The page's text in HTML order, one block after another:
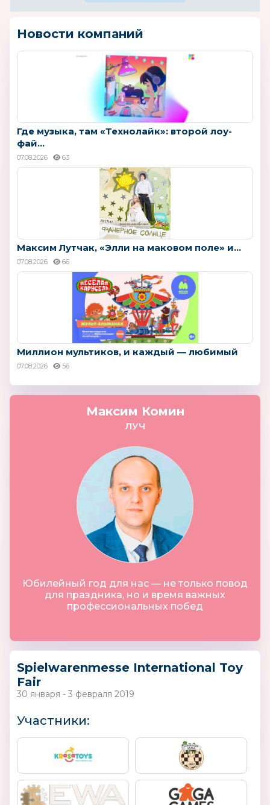
Новости компаний
Где музыка, там «Технолайк»: второй лоу-
фай...
07.08.2026 63
Максим Лутчак, «Элли на маковом поле» и...
07.08.2026 66
Миллион мультиков, и каждый — любимый
07.08.2026 56
Максим Комин
ЛУЧ
Юбилейный год для нас — не только повод
для праздника, но и время важных
профессиональных побед
Spielwarenmesse International Toy
Fair
30 января - 3 февраля 2019
Участники: